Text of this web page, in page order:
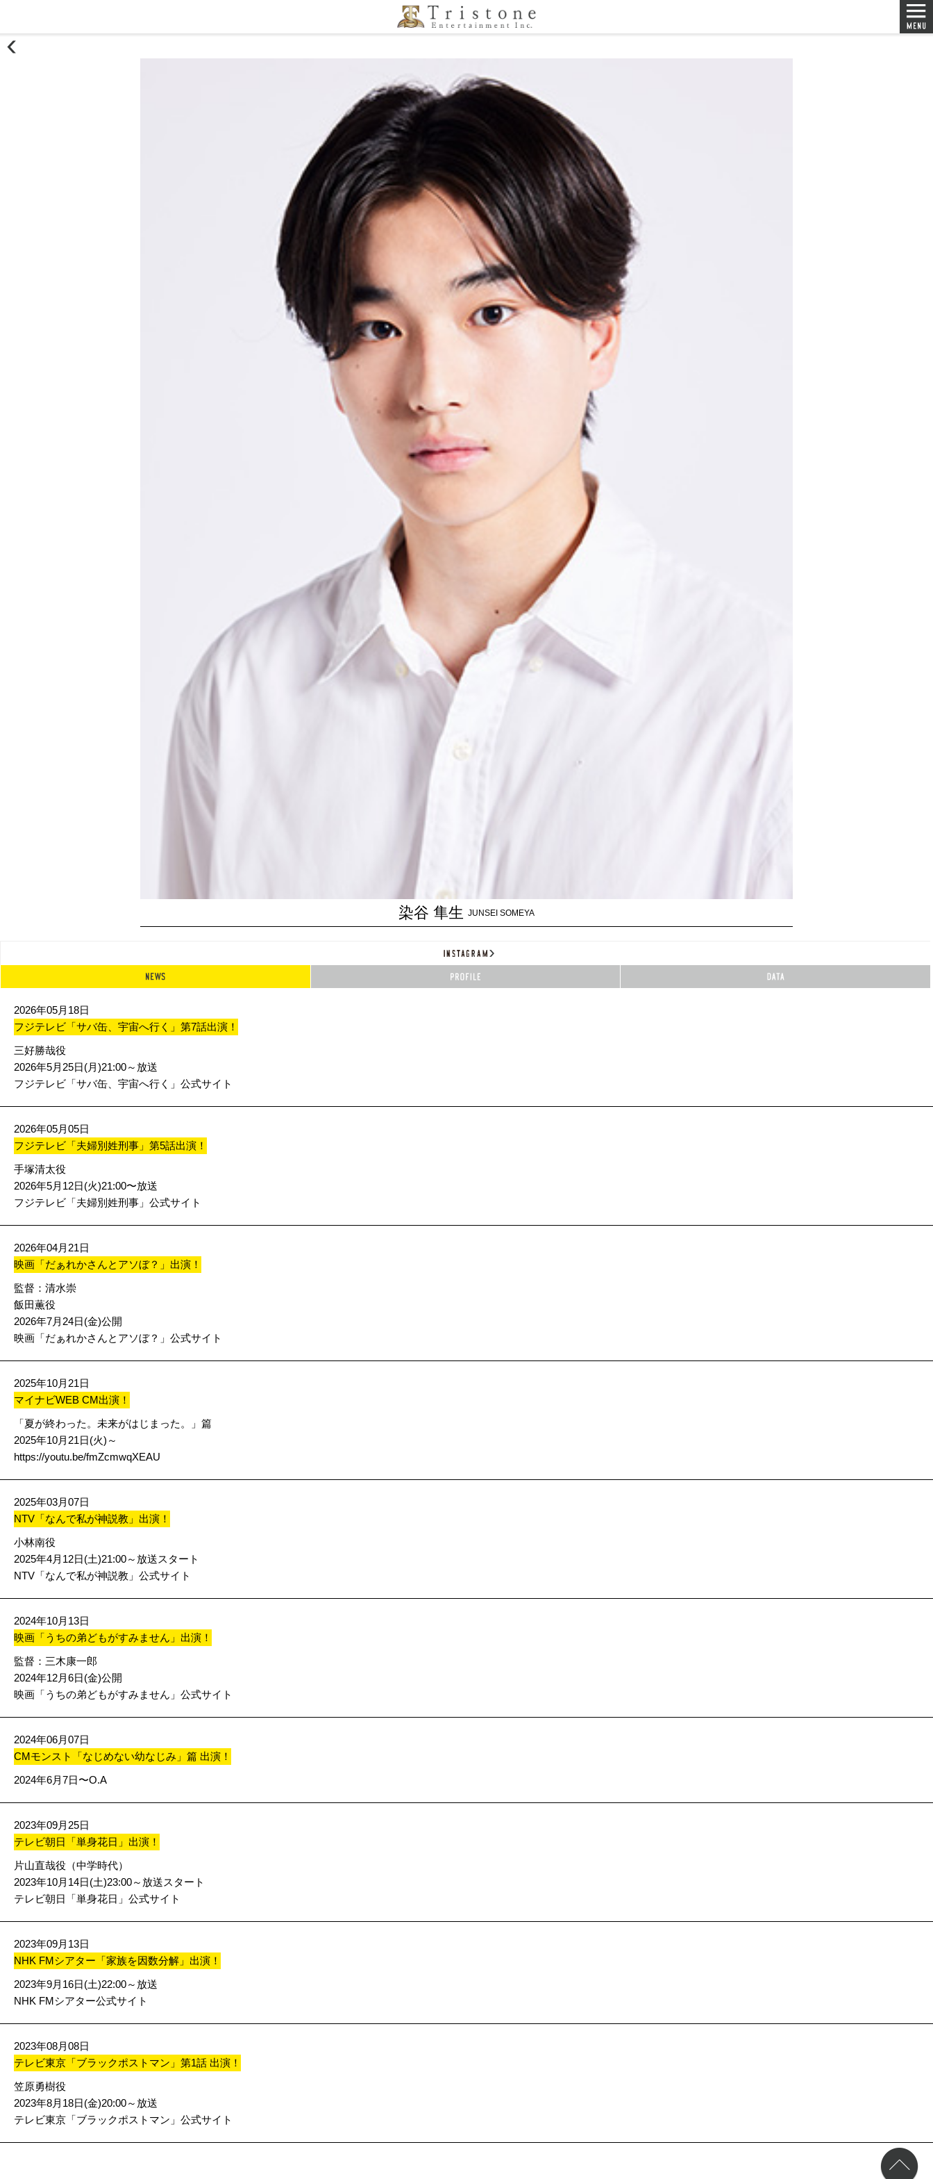
染谷 隼生 JUNSEI SOMEYA
2026年05月18日
フジテレビ「サバ缶、宇宙へ行く」第7話出演！
三好勝哉役
2026年5月25日(月)21:00～放送
フジテレビ「サバ缶、宇宙へ行く」公式サイト
2026年05月05日
フジテレビ「夫婦別姓刑事」第5話出演！
手塚清太役
2026年5月12日(火)21:00〜放送
フジテレビ「夫婦別姓刑事」公式サイト
2026年04月21日
映画「だぁれかさんとアソぼ？」出演！
監督：清水崇
飯田薫役
2026年7月24日(金)公開
映画「だぁれかさんとアソぼ？」公式サイト
2025年10月21日
マイナビWEB CM出演！
「夏が終わった。未来がはじまった。」篇
2025年10月21日(火)～
https://youtu.be/fmZcmwqXEAU
2025年03月07日
NTV「なんで私が神説教」出演！
小林南役
2025年4月12日(土)21:00～放送スタート
NTV「なんで私が神説教」公式サイト
2024年10月13日
映画「うちの弟どもがすみません」出演！
監督：三木康一郎
2024年12月6日(金)公開
映画「うちの弟どもがすみません」公式サイト
2024年06月07日
CMモンスト「なじめない幼なじみ」篇 出演！
2024年6月7日〜O.A
2023年09月25日
テレビ朝日「単身花日」出演！
片山直哉役（中学時代）
2023年10月14日(土)23:00～放送スタート
テレビ朝日「単身花日」公式サイト
2023年09月13日
NHK FMシアター「家族を因数分解」出演！
2023年9月16日(土)22:00～放送
NHK FMシアター公式サイト
2023年08月08日
テレビ東京「ブラックポストマン」第1話 出演！
笠原勇樹役
2023年8月18日(金)20:00～放送
テレビ東京「ブラックポストマン」公式サイト